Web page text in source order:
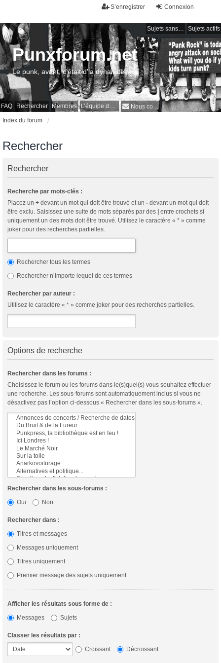
Connexion
S’enregistrer
Sujets sans réponse Sujets actifs
FAQ Rechercher Membres L’équipe du forum Nous contacter
Punxforum.net
Le punk, avant, c'était d'la dynamite !
Index du forum
Rechercher
Rechercher
Recherche par mots-clés :
Placez un + devant un mot qui doit être trouvé et un - devant un mot qui doit
être exclu. Saisissez une suite de mots séparés par des
entre crochets si
uniquement un des mots doit être trouvé. Utilisez le caractère « * » comme
joker pour des recherches partielles.
Rechercher tous les termes
Rechercher n’importe lequel de ces termes
Rechercher par auteur :
Utilisez le caractère « * » comme joker pour des recherches partielles.
Options de recherche
Rechercher dans les forums :
Choisissez le forum ou les forums dans le(s)quel(s) vous souhaitez effectuer
une recherche. Les sous-forums sont automatiquement inclus si vous ne
désactivez pas l’option ci-dessous « Rechercher dans les sous-forums ».
Rechercher dans les sous-forums :
Oui
Non
Rechercher dans :
Titres et messages
Messages uniquement
Titres uniquement
Premier message des sujets uniquement
Afficher les résultats sous forme de :
Messages
Sujets
Classer les résultats par :
Croissant
Décroissant